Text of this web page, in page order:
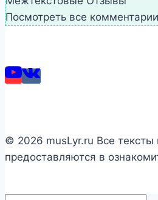
Посмотреть все комментарии
© 2026 musLyr.ru Все тексты
предоставляются в